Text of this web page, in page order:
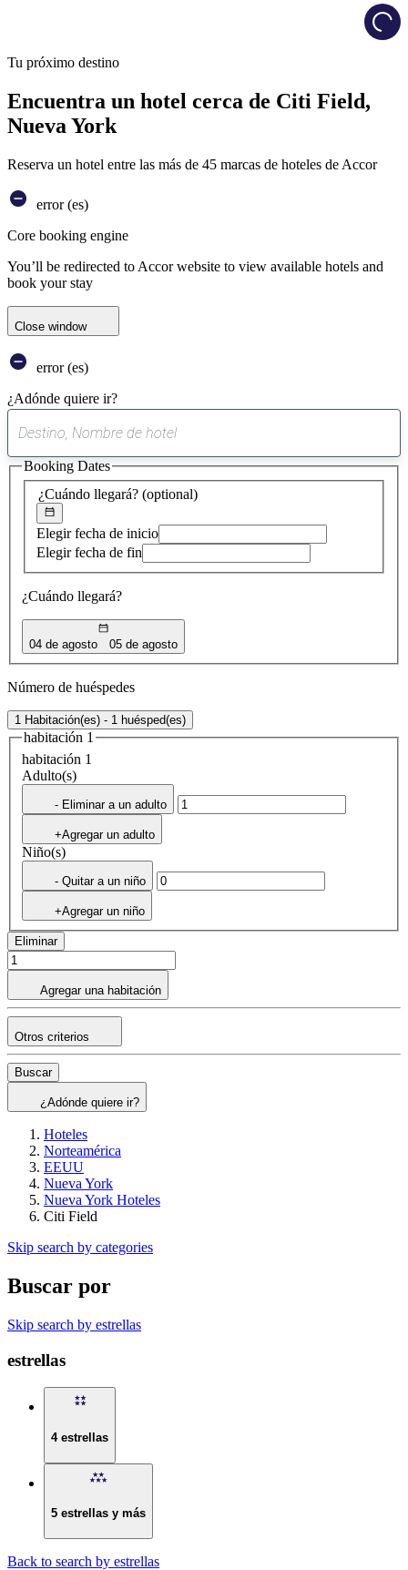
Tu próximo destino
Encuentra un hotel cerca de Citi Field,
Nueva York
Reserva un hotel entre las más de 45 marcas de hoteles de Accor
error (es)
Core booking engine
You’ll be redirected to Accor website to view available hotels and
book your stay
Close window
error (es)
¿Adónde quiere ir?
sugerencia
encontrada
¿Cuándo llegará? (optional)
Elegir fecha de inicio
Elegir fecha de fin
¿Cuándo llegará?
04 de agosto 05 de agosto
Booking Dates
Número de huéspedes
1 Habitación(es) - 1 huésped(es)
habitación 1
habitación 1
Adulto(s)
- Eliminar a un adulto
+Agregar un adulto
Niño(s)
- Quitar a un niño
+Agregar un niño
Eliminar
Agregar una habitación
Otros criterios
Buscar
¿Adónde quiere ir?
Hoteles
Norteamérica
EEUU
Nueva York
Nueva York Hoteles
Citi Field
Skip search by categories
Buscar por
Skip search by estrellas
estrellas
4 estrellas
5 estrellas y más
Back to search by estrellas